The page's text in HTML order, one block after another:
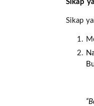
Sikap
Sikap